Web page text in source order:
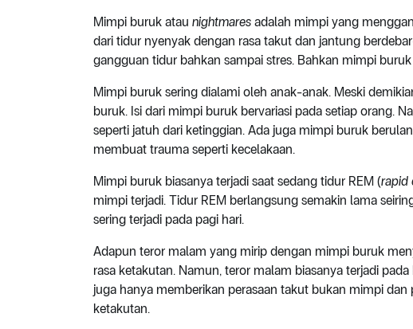
Mimpi buruk atau nightmares adalah mimpi yang
dari tidur nyenyak dengan rasa takut dan jantung
gangguan tidur bahkan sampai stres. Bahkan mimpi
Mimpi buruk sering dialami oleh anak-anak. Meski
buruk. Isi dari mimpi buruk bervariasi pada setiap orang.
seperti jatuh dari ketinggian. Ada juga mimpi buruk
membuat trauma seperti kecelakaan.
Mimpi buruk biasanya terjadi saat sedang tidur REM (rapid
mimpi terjadi. Tidur REM berlangsung semakin lama
sering terjadi pada pagi hari.
Adapun teror malam yang mirip dengan mimpi buruk
rasa ketakutan. Namun, teror malam biasanya terjadi
juga hanya memberikan perasaan takut bukan mimpi
ketakutan.